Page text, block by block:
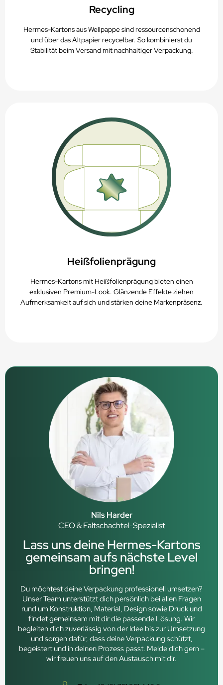
Recycling
Hermes-Kartons aus Wellpappe sind ressourcenschonend
und über das Altpapier recycelbar. So kombinierst du
Stabilität beim Versand mit nachhaltiger Verpackung.
Heißfolienprägung
Hermes-Kartons mit Heißfolienprägung bieten einen
exklusiven Premium-Look. Glänzende Effekte ziehen
Aufmerksamkeit auf sich und stärken deine Markenpräsenz.
Nils Harder
CEO & Faltschachtel-Spezialist
Lass uns deine Hermes-Kartons
gemeinsam aufs nächste Level
bringen!
Du möchtest deine Verpackung professionell umsetzen?
Unser Team unterstützt dich persönlich bei allen Fragen
rund um Konstruktion, Material, Design sowie Druck und
findet gemeinsam mit dir die passende Lösung. Wir
begleiten dich zuverlässig von der Idee bis zur Umsetzung
und sorgen dafür, dass deine Verpackung schützt,
begeistert und in deinen Prozess passt. Melde dich gern –
wir freuen uns auf den Austausch mit dir.